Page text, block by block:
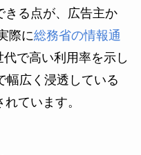
きる点が、広告主か
際に総務省の情報通
で高い利用率を示し
幅広く浸透している
ています。